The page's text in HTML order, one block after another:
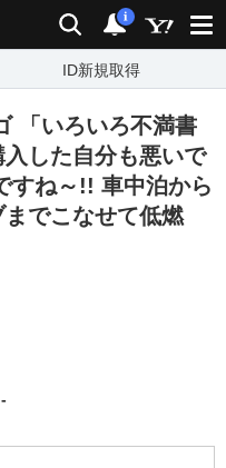
検索 通知
i
ID新規取得
「いろいろ不満書
した自分も悪いで
すね～!! 車中泊から
でこなせて低燃
-